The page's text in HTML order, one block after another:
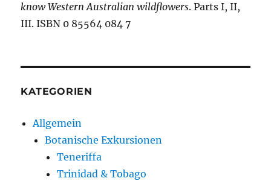
know Western Australian wildflowers. Parts I, II,
III. ISBN 0 85564 084 7
KATEGORIEN
Allgemein
Botanische Exkursionen
Teneriffa
Trinidad & Tobago